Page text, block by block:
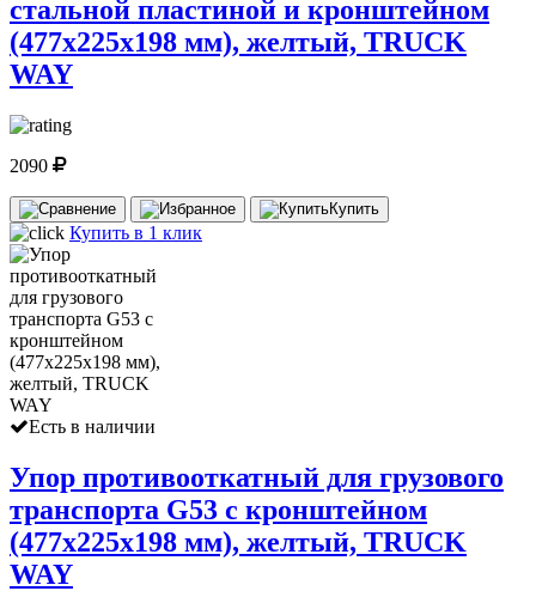
стальной пластиной и кронштейном
(477х225х198 мм), желтый, TRUCK
WAY
2090
Купить
Купить в 1 клик
Есть в наличии
Упор противооткатный для грузового
транспорта G53 с кронштейном
(477х225х198 мм), желтый, TRUCK
WAY